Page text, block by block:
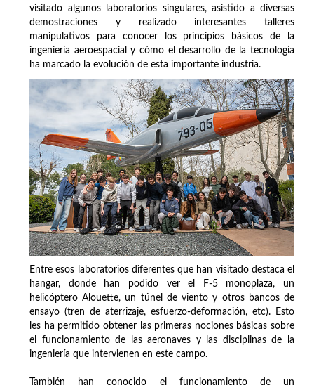
visitado algunos laboratorios singulares, asistido a diversas
demostraciones y realizado interesantes talleres
manipulativos para conocer los principios básicos de la
ingeniería aeroespacial y cómo el desarrollo de la tecnología
ha marcado la evolución de esta importante industria.
Entre esos laboratorios diferentes que han visitado destaca el
hangar, donde han podido ver el F-5 monoplaza, un
helicóptero Alouette, un túnel de viento y otros bancos de
ensayo (tren de aterrizaje, esfuerzo-deformación, etc). Esto
les ha permitido obtener las primeras nociones básicas sobre
el funcionamiento de las aeronaves y las disciplinas de la
ingeniería que intervienen en este campo.
También han conocido el funcionamiento de un